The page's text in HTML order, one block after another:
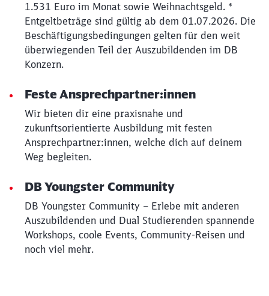
1.531 Euro im Monat sowie Weihnachtsgeld. *
Entgeltbeträge sind gültig ab dem 01.07.2026. Die
Beschäftigungsbedingungen gelten für den weit
überwiegenden Teil der Auszubildenden im DB
Konzern.
Feste Ansprechpartner:innen
Wir bieten dir eine praxisnahe und
zukunftsorientierte Ausbildung mit festen
Ansprechpartner:innen, welche dich auf deinem
Weg begleiten.
DB Youngster Community
DB Youngster Community – Erlebe mit anderen
Auszubildenden und Dual Studierenden spannende
Workshops, coole Events, Community-Reisen und
noch viel mehr.